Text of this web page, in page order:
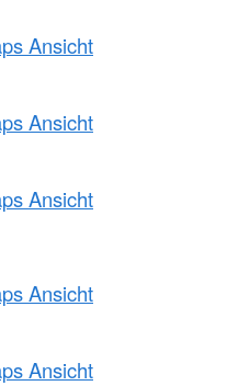
Ansicht
Ansicht
Ansicht
Ansicht
Ansicht